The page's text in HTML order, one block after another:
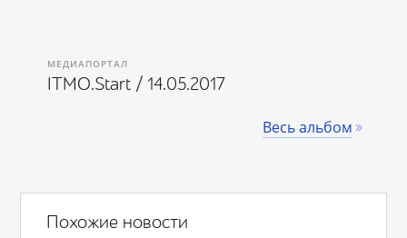
МЕДИАПОРТАЛ
ITMO.Start / 14.05.2017
Весь альбом
Похожие новости